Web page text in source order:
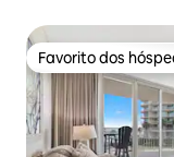
Favorito dos
Favorito dos